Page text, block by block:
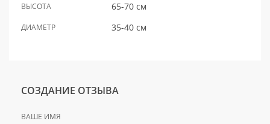
ВЫСОТА 65-70 см
ДИАМЕТР 35-40 см
СОЗДАНИЕ ОТЗЫВА
ВАШЕ ИМЯ